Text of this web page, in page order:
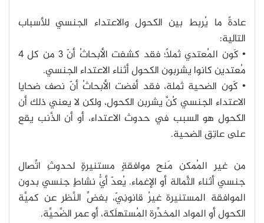
عادةً ما يُربط بين الكحول والاعتداء الجنسي للأسباب
التالية:
• كَون المُعتدي ثملًا؛ فقد كشفت الأبحاثُ أنّ 3 من كل 4
مُعتدين كانوا يشربون الكحول أثناء الاعتداء الجنسي.
• كَون الضحية ثملة، فقد أفضت الأبحاثُ أنّ نصف ضحايا
الاعتداء الجنسي كُنَّ يشربن الكحول، ولكن لا يعني ذلك أن
الكحول هو السبب في حدوث الاعتداء، أو أن الذَّنب يقع
على عاتِق الضحية.
من غير المُمكن مَنح موافقةٍ مستنيرةٍ لحدوثِ اتِّصال
جنسي أثناء الثَّمالة أو الإغماء. يُعدّ أيُّ نشاطٍ جنسي بدون
الموافقة المستنيرة غيرُ قانونِيّ، بغضِّ النَّظر عن كميَّة
الكحول أو المواد المخدِّرة المُستهلَكة، أو عمر الضَّحيَّة.